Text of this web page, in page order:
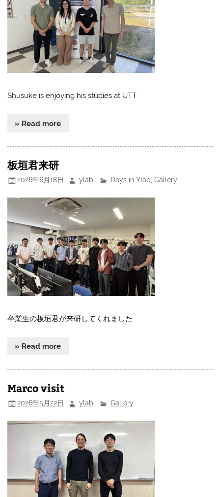
Shusuke is enjoying his studies at UTT
» Read more
板垣君来研
2026年6月18日 ylab Days in Ylab, Gallery
卒業生の板垣君が来研してくれました
» Read more
Marco visit
2026年5月22日 ylab Gallery